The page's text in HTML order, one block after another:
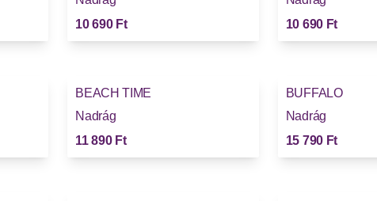
10 690 Ft
10 690 Ft
BEACH TIME
Nadrág
11 890 Ft
BUFFALO
Nadrág
15 790 Ft